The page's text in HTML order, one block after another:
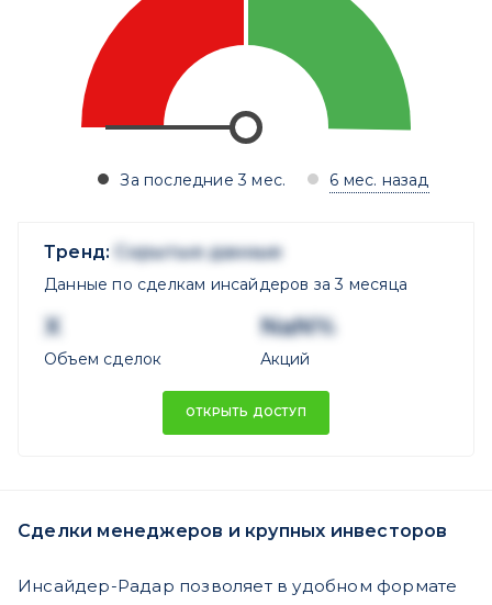
За последние 3 мес. 6 мес. назад
Тренд: Скрытые данные
Данные по сделкам инсайдеров за 3 месяца
X
Объем сделок
NaN%
Акций
ОТКРЫТЬ ДОСТУП
Сделки менеджеров и крупных инвесторов
Инсайдер-Радар позволяет в удобном формате